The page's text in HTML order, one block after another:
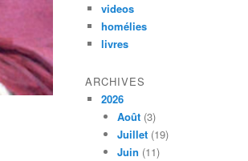
videos
homélies
livres
ARCHIVES
2026
Août (3)
Juillet (19)
Juin (11)